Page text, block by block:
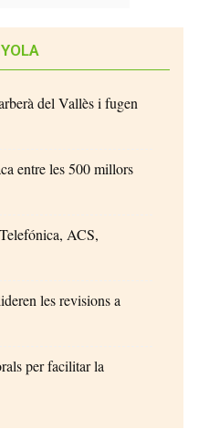
del Vallès i fugen
entre les 500 millors
ACS,
les revisions a
per facilitar la